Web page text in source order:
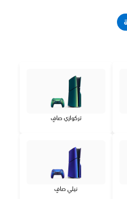
تركوازي صافٍ
نيلي صافٍ